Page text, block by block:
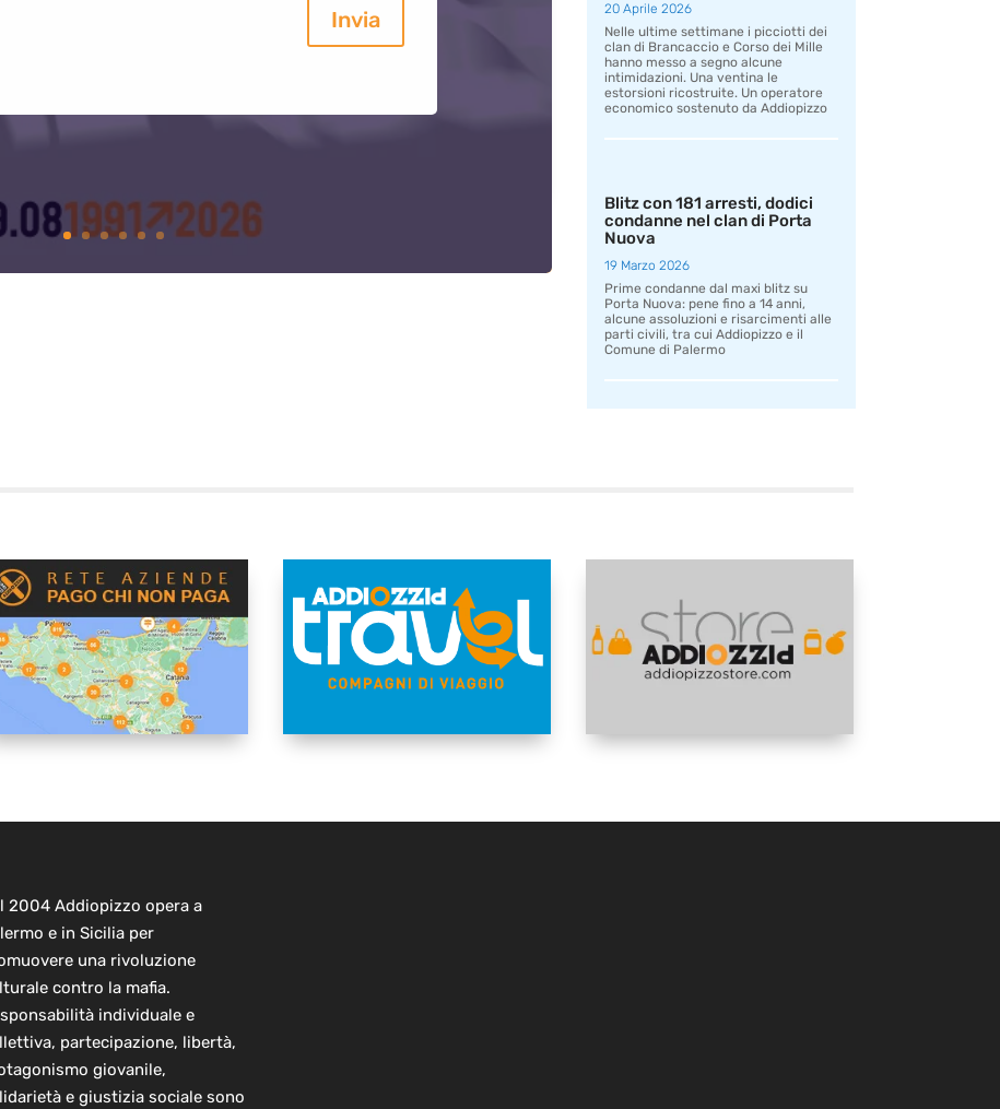
Invia
20 Aprile 2026
Nelle ultime settimane i picciotti dei
clan di Brancaccio e Corso dei Mille
hanno messo a segno alcune
intimidazioni. Una ventina le
estorsioni ricostruite. Un operatore
economico sostenuto da Addiopizzo
Blitz con 181 arresti, dodici
condanne nel clan di Porta
Nuova
19 Marzo 2026
Prime condanne dal maxi blitz su
Porta Nuova: pene fino a 14 anni,
alcune assoluzioni e risarcimenti alle
parti civili, tra cui Addiopizzo e il
Comune di Palermo
2004 Addiopizzo opera a
e in Sicilia per
una rivoluzione
contro la mafia.
individuale e
partecipazione, libertà,
giovanile,
e giustizia sociale sono